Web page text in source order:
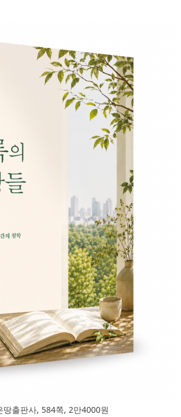
땅출판사, 584쪽, 2만4000원